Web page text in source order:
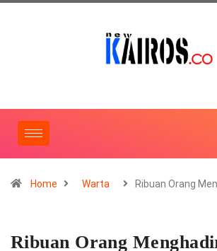
Home Warta Ribuan Orang
Ribuan Orang